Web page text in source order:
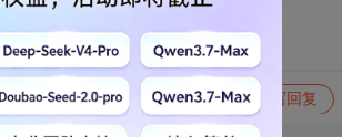
举报 写回复